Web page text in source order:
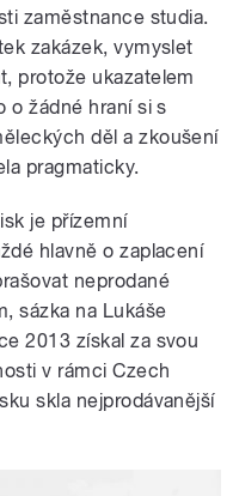
zaměstnance studia.
zakázek, vymyslet
protože ukazatelem
o žádné hraní si s
děl a zkoušení
pragmaticky.
je přízemní
hlavně o zaplacení
neprodané
sázka na Lukáše
2013 získal za svou
v rámci Czech
skla nejprodávanější